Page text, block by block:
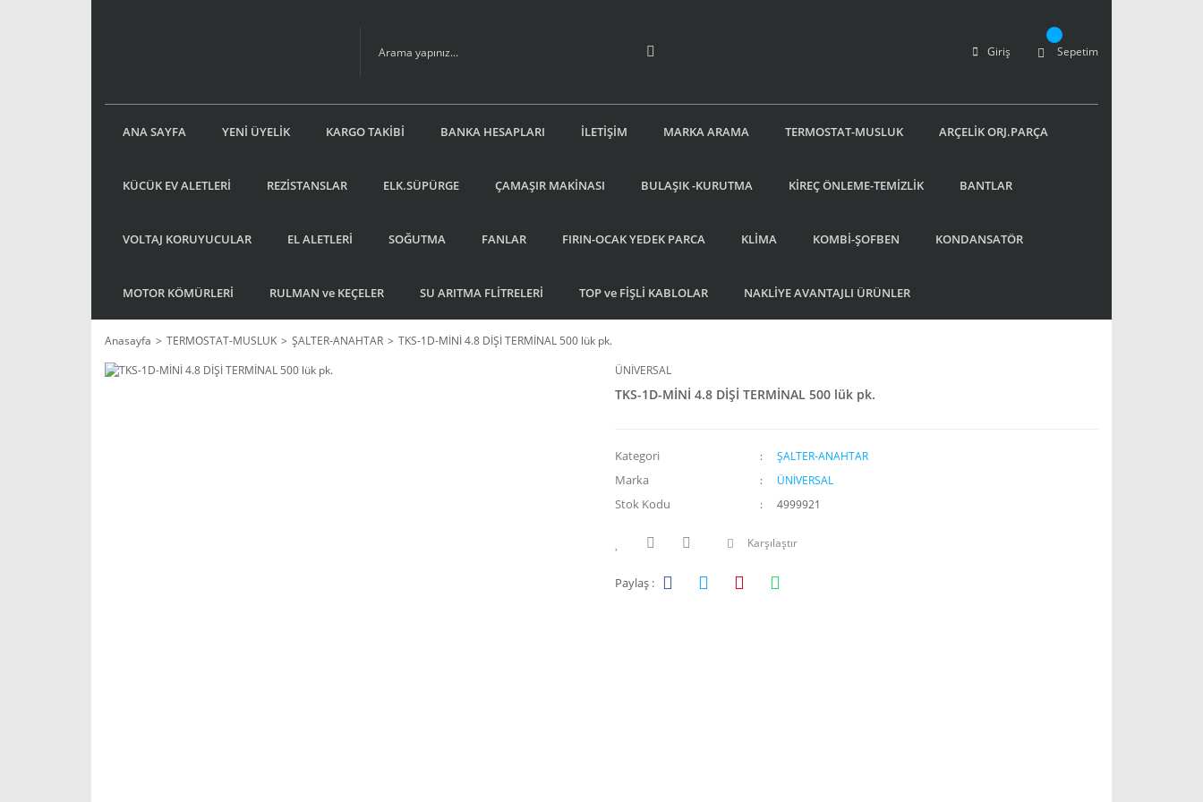
Giriş Sepetim
ANA SAYFA YENİ ÜYELİK KARGO TAKİBİ BANKA HESAPLARI İLETİŞİM MARKA ARAMA TERMOSTAT-MUSLUK ARÇELİK ORJ.PARÇA
KÜCÜK EV ALETLERİ REZİSTANSLAR ELK.SÜPÜRGE ÇAMAŞIR MAKİNASI BULAŞIK -KURUTMA KİREÇ ÖNLEME-TEMİZLİK BANTLAR
VOLTAJ KORUYUCULAR EL ALETLERİ SOĞUTMA FANLAR FIRIN-OCAK YEDEK PARCA KLİMA KOMBİ-ŞOFBEN KONDANSATÖR
MOTOR KÖMÜRLERİ RULMAN ve KEÇELER SU ARITMA FLİTRELERİ TOP ve FİŞLİ KABLOLAR NAKLİYE AVANTAJLI ÜRÜNLER
Anasayfa TERMOSTAT-MUSLUK ŞALTER-ANAHTAR
TKS-1D-MİNİ 4.8 DİŞİ TERMİNAL 500 lük pk.
ÜNİVERSAL
TKS-1D-MİNİ 4.8 DİŞİ TERMİNAL 500 lük pk.
Kategori ŞALTER-ANAHTAR
Marka ÜNİVERSAL
Stok Kodu 4999921
Karşılaştır
Paylaş :